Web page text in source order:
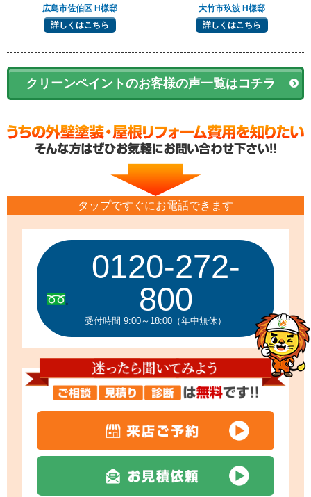
広島市佐伯区 H様邸
詳しくはこちら
大竹市玖波 H様邸
詳しくはこちら
クリーンペイントのお客様の声一覧はコチラ
タップですぐにお電話できます
0120-272-
800
受付時間 9:00～18:00（年中無休）